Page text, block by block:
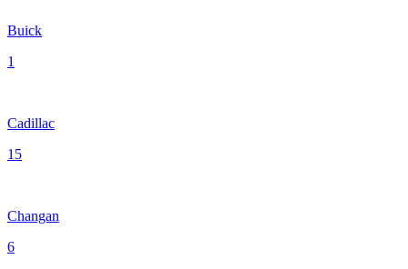
Buick
1
Cadillac
15
Changan
6